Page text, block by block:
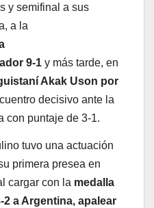
y semifinal a sus
a la
9-1 y más tarde, en
Akak Uson por
decisivo ante la
con puntaje de 3-1.
tuvo una actuación
primera presea en
cargar con la medalla
a Argentina, apalear